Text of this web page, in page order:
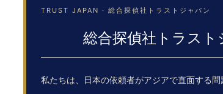
TRUST JAPAN · 総合探偵社トラストジャパン
総合探偵社トラス
私たちは、日本の依頼者がアジアで直面する